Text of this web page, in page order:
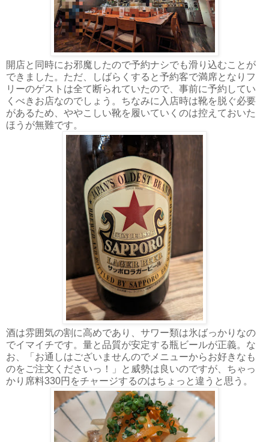
開店と同時にお邪魔したので予約ナシでも滑り込むことが
できました。ただ、しばらくすると予約客で満席となりフ
リーのゲストは全て断られていたので、事前に予約してい
くべきお店なのでしょう。ちなみに入店時は靴を脱ぐ必要
があるため、ややこしい靴を履いていくのは控えておいた
ほうが無難です。
酒は雰囲気の割に高めであり、サワー類は氷ばっかりなの
でイマイチです。量と品質が安定する瓶ビールが正義。な
お、「お通しはございませんのでメニューからお好きなも
のをご注文くださいっ！」と威勢は良いのですが、ちゃっ
かり席料330円をチャージするのはちょっと違うと思う。